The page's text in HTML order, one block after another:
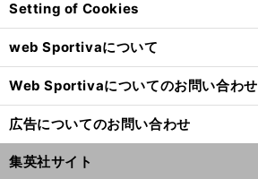
Setting of Cookies
web Sportivaについて
Web Sportivaについてのお問い合わせ
広告についてのお問い合わせ
集英社サイト